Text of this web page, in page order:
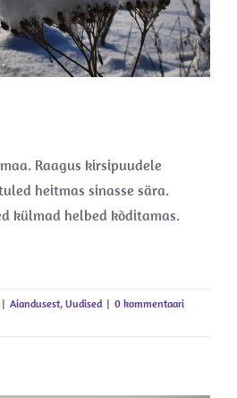
Uudised
Raagus kirsipuudele
heitmas sinasse sära.
külmad helbed kõditamas.
| Aiandusest, Uudised | 0 kommentaari